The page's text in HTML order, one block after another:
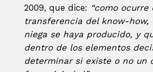
2009, que dice: “como ocurre
transferencia del know-how,
niega se haya producido, y
dentro de los elementos
determinar si existe o no un